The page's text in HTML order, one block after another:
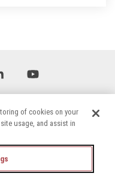
Linkedin
of cookies on your
usage, and assist in